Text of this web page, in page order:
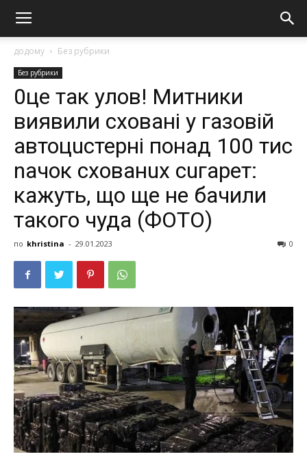
додому Без рубрики
Без рубрики
0це так yлов! Митники
виявили сховані у газовій
автоцuстерні понад 100 тис
nачок схованuх сuгарет:
кажуть, що ще не бачили
такого чуда (ФОТО)
по khristina - 29.01.2023 0